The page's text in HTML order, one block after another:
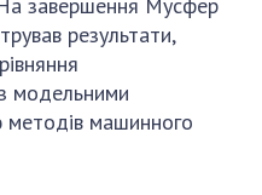
результати,
модельними
машинного